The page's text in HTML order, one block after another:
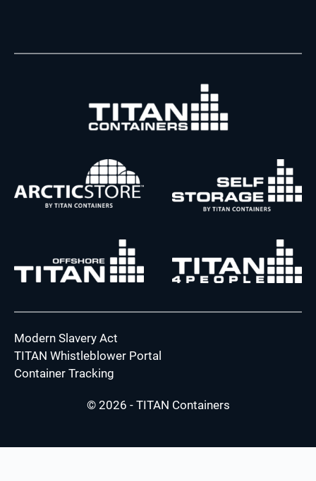
Modern Slavery Act
TITAN Whistleblower Portal
Container Tracking
© 2026 - TITAN Containers